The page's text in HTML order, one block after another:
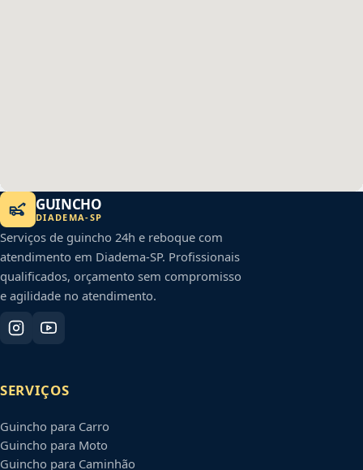
GUINCHO
DIADEMA-SP
Serviços de guincho 24h e reboque com
atendimento em Diadema-SP. Profissionais
qualificados, orçamento sem compromisso
e agilidade no atendimento.
SERVIÇOS
Guincho para Carro
Guincho para Moto
Guincho para Caminhão